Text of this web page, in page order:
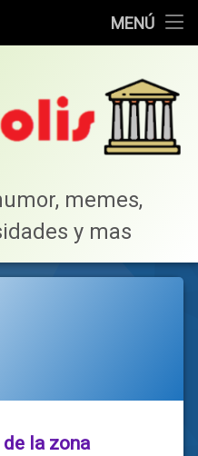
MENÚ
memes,
y mas
la zona